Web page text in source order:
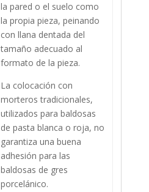
la pared o el suelo como
la propia pieza, peinando
con llana dentada del
tamaño adecuado al
formato de la pieza.
La colocación con
morteros tradicionales,
utilizados para baldosas
de pasta blanca o roja, no
garantiza una buena
adhesión para las
baldosas de gres
porcelánico.